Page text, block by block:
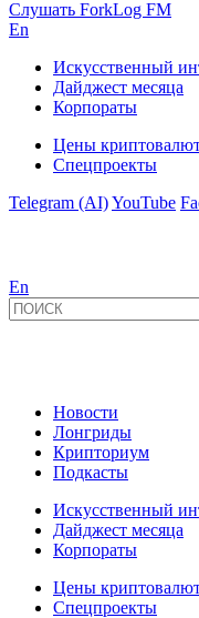
Слушать ForkLog FM
En
Искусственный
Дайджест месяца
Корпораты
Цены
Спецпроекты
Telegram (AI)YouTube
En
Новости
Лонгриды
Крипториум
Подкасты
Искусственный
Дайджест месяца
Корпораты
Цены
Спецпроекты